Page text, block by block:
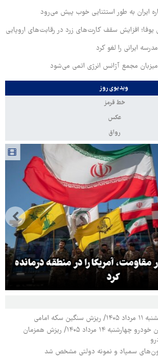
ایران به طور استثنایی خوب پیش می‌رود
یوفا؛ افزایش سقف کارت‌های زرد در رقابت‌های اروپایی
ایرانی را لغو کرد
میزبان مجمع آژانس انرژی اتمی می‌شود
ویدیوی روز
خط قرمز
عکس
رواق
آمریکا را در منطقه درمانده
کرد
امامی
قیمت محصولات ایران خودرو چهارشنبه ۱۴ مرداد ۱۴۰۵/ ریزش همزمان
سمپاد و نمونه دولتی مشخص شد